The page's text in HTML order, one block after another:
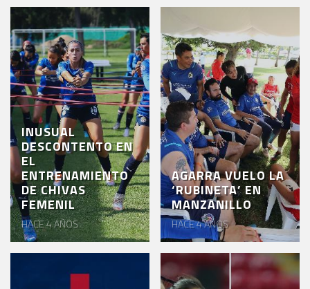
INUSUAL
DESCONTENTO EN
EL
ENTRENAMIENTO
DE CHIVAS
FEMENIL
HACE 4 AÑOS
AGARRA VUELO LA
‘RUBINETA’ EN
MANZANILLO
HACE 4 AÑOS